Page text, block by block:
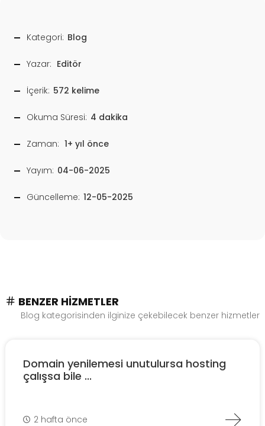
Kategori: Blog
Yazar: Editör
İçerik: 572 kelime
Okuma Süresi: 4 dakika
Zaman: 1+ yıl önce
Yayım: 04-06-2025
Güncelleme: 12-05-2025
BENZER HIZMETLER
Blog kategorisinden ilginize çekebilecek benzer hizmetler
Domain yenilemesi unutulursa hosting
çalışsa bile ...
2 hafta önce